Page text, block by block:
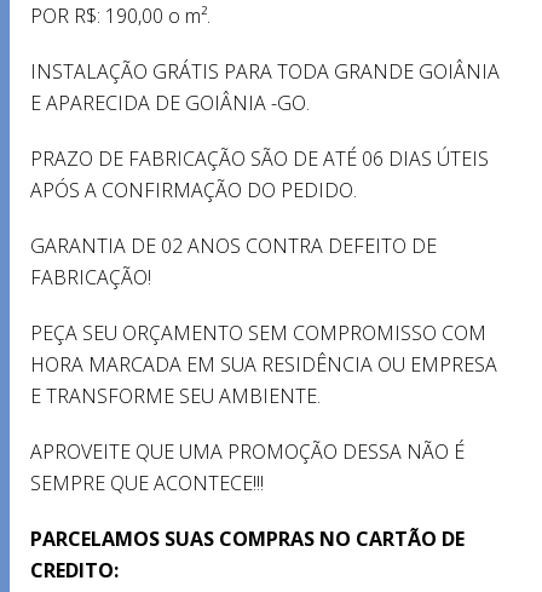
POR R$: 190,00 o m².
INSTALAÇÃO GRÁTIS PARA TODA GRANDE GOIÂNIA
E APARECIDA DE GOIÂNIA -GO.
PRAZO DE FABRICAÇÃO SÃO DE ATÉ 06 DIAS ÚTEIS
APÓS A CONFIRMAÇÃO DO PEDIDO.
GARANTIA DE 02 ANOS CONTRA DEFEITO DE
FABRICAÇÃO!
PEÇA SEU ORÇAMENTO SEM COMPROMISSO COM
HORA MARCADA EM SUA RESIDÊNCIA OU EMPRESA
E TRANSFORME SEU AMBIENTE.
APROVEITE QUE UMA PROMOÇÃO DESSA NÃO É
SEMPRE QUE ACONTECE!!!
PARCELAMOS SUAS COMPRAS NO CARTÃO DE
CREDITO: